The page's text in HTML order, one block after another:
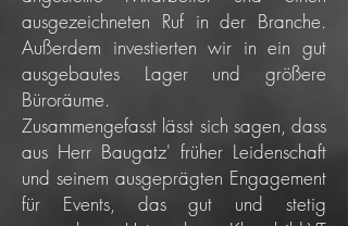
ausgezeichneten Ruf in der Branche.
Außerdem investierten wir in ein gut
ausgebautes Lager und größere
Büroräume.
Zusammengefasst lässt sich sagen, dass
aus Herr Baugatz' früher Leidenschaft
und seinem ausgeprägten Engagement
für Events, das gut und stetig